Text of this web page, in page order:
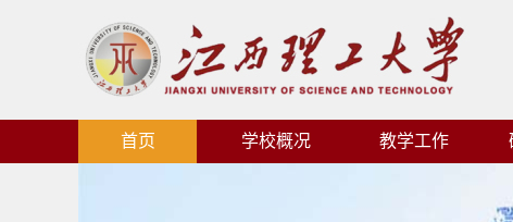
首页 学校概况 教学工作